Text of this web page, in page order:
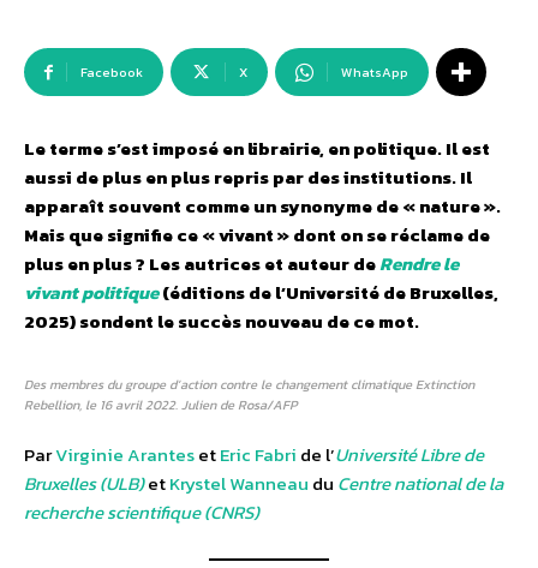
Facebook X WhatsApp
Le terme s’est imposé en librairie, en politique. Il est
aussi de plus en plus repris par des institutions. Il
apparaît souvent comme un synonyme de « nature ».
Mais que signifie ce « vivant » dont on se réclame de
plus en plus ? Les autrices et auteur deRendre le
vivant politique(éditions de l’Université de Bruxelles,
2025) sondent le succès nouveau de ce mot.
Des membres du groupe d’action contre le changement climatique Extinction
Rebellion, le 16 avril 2022. Julien de Rosa/AFP
ParVirginie ArantesetEric Fabri de l’Université Libre de
Bruxelles (ULB)etKrystel Wanneau du Centre national de la
recherche scientifique (CNRS)